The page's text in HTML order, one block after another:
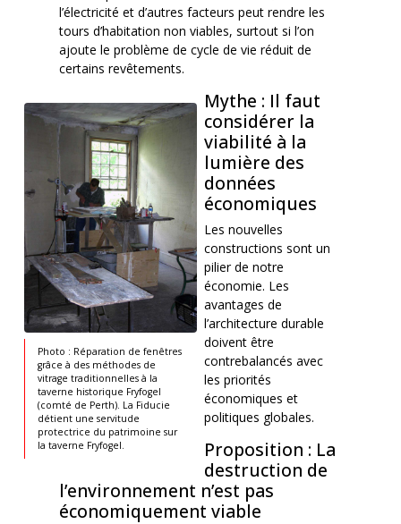
l’électricité et d’autres facteurs peut rendre les
tours d’habitation non viables, surtout si l’on
ajoute le problème de cycle de vie réduit de
certains revêtements.
Photo : Réparation de fenêtres
grâce à des méthodes de
vitrage traditionnelles à la
taverne historique Fryfogel
(comté de Perth). La Fiducie
détient une servitude
protectrice du patrimoine sur
la taverne Fryfogel.
Mythe : Il faut
considérer la
viabilité à la
lumière des
données
économiques
Les nouvelles
constructions sont un
pilier de notre
économie. Les
avantages de
l’architecture durable
doivent être
contrebalancés avec
les priorités
économiques et
politiques globales.
Proposition : La
destruction de
l’environnement n’est pas
économiquement viable